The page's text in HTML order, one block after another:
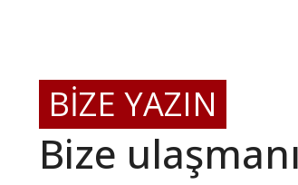
BİZE YAZIN
Bize